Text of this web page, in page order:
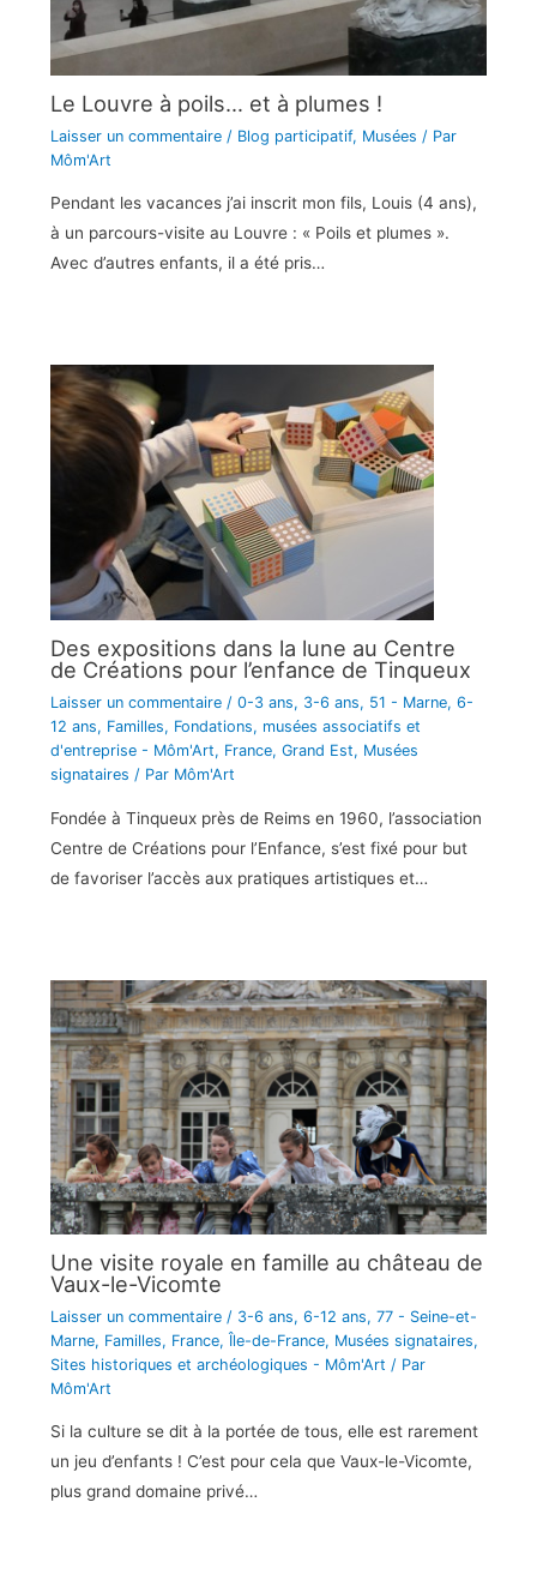
Le Louvre à poils… et à plumes !
Laisser un commentaire / Blog participatif, Musées / Par
Môm'Art
Pendant les vacances j’ai inscrit mon fils, Louis (4 ans),
à un parcours-visite au Louvre : « Poils et plumes ».
Avec d’autres enfants, il a été pris…
Des expositions dans la lune au Centre
de Créations pour l’enfance de Tinqueux
Laisser un commentaire / 0-3 ans, 3-6 ans, 51 - Marne, 6-
12 ans, Familles, Fondations, musées associatifs et
d'entreprise - Môm'Art, France, Grand Est, Musées
signataires / Par Môm'Art
Fondée à Tinqueux près de Reims en 1960, l’association
Centre de Créations pour l’Enfance, s’est fixé pour but
de favoriser l’accès aux pratiques artistiques et…
Une visite royale en famille au château de
Vaux-le-Vicomte
Laisser un commentaire / 3-6 ans, 6-12 ans, 77 - Seine-et-
Marne, Familles, France, Île-de-France, Musées signataires,
Sites historiques et archéologiques - Môm'Art / Par
Môm'Art
Si la culture se dit à la portée de tous, elle est rarement
un jeu d’enfants ! C’est pour cela que Vaux-le-Vicomte,
plus grand domaine privé…